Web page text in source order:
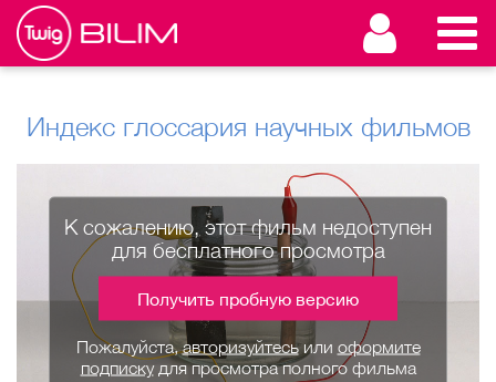
Индекс глоссария научных фильмов
К сожалению, этот фильм недоступен
для бесплатного просмотра
Получить пробную версию
Пожалуйста,авторизуйтесьили оформите
подпискудля просмотра полного фильма